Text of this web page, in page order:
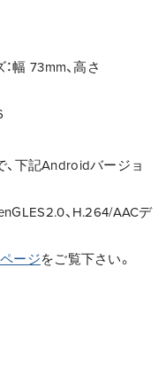
幅 73mm、高さ
下記Androidバージョ
、H.264/AACデ
ージをご覧下さい。